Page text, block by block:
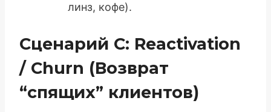
линз, кофе).
Сценарий C: Reactivation
/ Churn (Возврат
“спящих” клиентов)